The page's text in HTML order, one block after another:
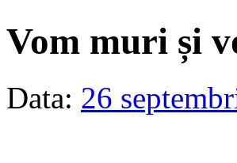
Vom muri și
Data: 26